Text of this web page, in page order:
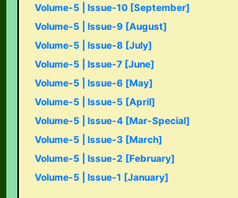
Volume-5 | Issue-10 [September]
Volume-5 | Issue-9 [August]
Volume-5 | Issue-8 [July]
Volume-5 | Issue-7 [June]
Volume-5 | Issue-6 [May]
Volume-5 | Issue-5 [April]
Volume-5 | Issue-4 [Mar-Special]
Volume-5 | Issue-3 [March]
Volume-5 | Issue-2 [February]
Volume-5 | Issue-1 [January]